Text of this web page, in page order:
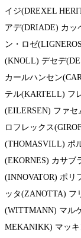
イジ(DREXEL
アデ(DRIADE) カ
ン・ロゼ
(KNOLL) デセデ
カールハンセン
テル(KARTELL) フ
(EILERSEN) ファセ
ロフレックス
(THOMASVILL) ポ
(EKORNES) カサブ
(INNOVATOR) ポリ
ッタ(ZANOTTA) フ
(WITTMANN) マル
MEKANIKK) マッ